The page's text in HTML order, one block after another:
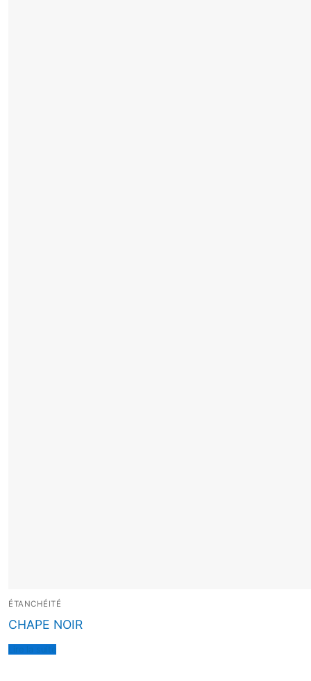
ÉTANCHÉITÉ
CHAPE NOIR